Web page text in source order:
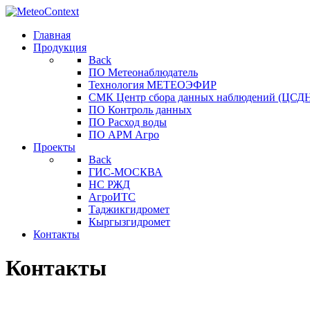
Главная
Продукция
Back
ПО Метеонаблюдатель
Технология МЕТЕОЭФИР
СМК Центр сбора данных наблюдений
ПО Контроль данных
ПО Расход воды
ПО АРМ Агро
Проекты
Back
ГИС-МОСКВА
НС РЖД
АгроИТС
Таджикгидромет
Кыргызгидромет
Контакты
Контакты